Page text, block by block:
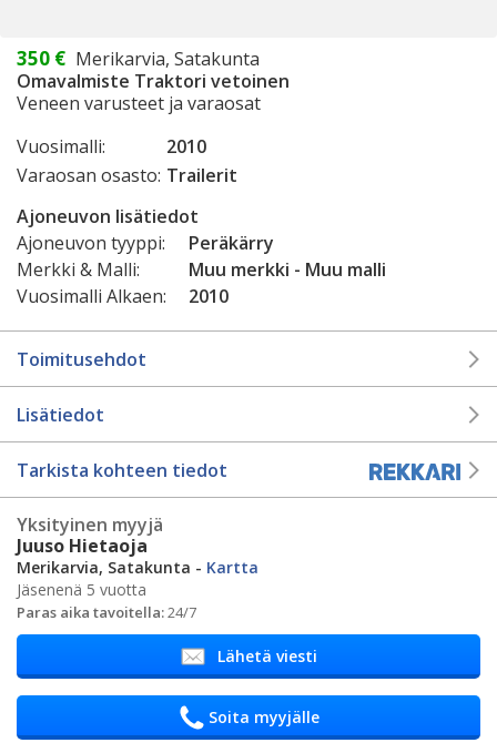
350 € Merikarvia, Satakunta
Omavalmiste Traktori vetoinen
Veneen varusteet ja varaosat
Vuosimalli:
2010
Varaosan osasto: Trailerit
Ajoneuvon lisätiedot
Ajoneuvon tyyppi:
Peräkärry
Merkki & Malli:
Muu merkki - Muu malli
Vuosimalli Alkaen:
2010
Toimitusehdot
Lisätiedot
Tarkista kohteen tiedot
Yksityinen myyjä
Juuso Hietaoja
Merikarvia, Satakunta - Kartta
Jäsenenä 5 vuotta
Paras aika tavoitella:24/7
Lähetä viesti
Soita myyjälle